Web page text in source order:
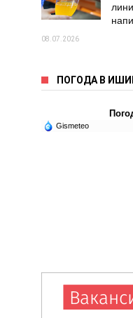
08.07.2026
ПОГОДА В
Gismeteo